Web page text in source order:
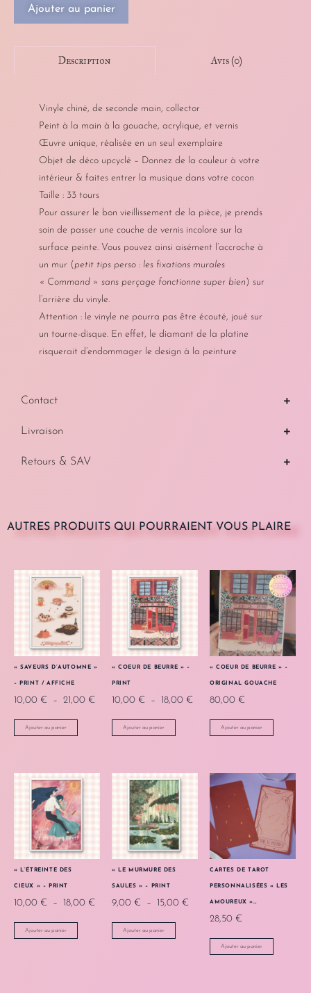
Ajouter au panier
Description Avis (0)
Vinyle chiné, de seconde main, collector
Peint à la main à la gouache, acrylique, et vernis
Œuvre unique, réalisée en un seul exemplaire
Objet de déco upcyclé – Donnez de la couleur à votre
intérieur & faites entrer la musique dans votre cocon
Taille : 33 tours
Pour assurer le bon vieillissement de la pièce, je prends
soin de passer une couche de vernis incolore sur la
surface peinte. Vous pouvez ainsi aisément l’accroche à
un mur (petit tips perso : les fixations murales
« Command » sans perçage fonctionne super bien ) sur
l’arrière du vinyle.
Attention : le vinyle ne pourra pas être écouté, joué sur
un tourne-disque. En effet, le diamant de la platine
risquerait d’endommager le design à la peinture
Contact
Livraison
Retours & SAV
AUTRES PRODUITS QUI POURRAIENT VOUS PLAIRE
« SAVEURS D’AUTOMNE »
– PRINT / AFFICHE
10,00 € – 21,00 €
Ajouter au panier
« COEUR DE BEURRE » –
PRINT
10,00 € – 18,00 €
Ajouter au panier
« COEUR DE BEURRE » –
ORIGINAL GOUACHE
80,00 €
Ajouter au panier
« L’ÉTREINTE DES
CIEUX » – PRINT
10,00 € – 18,00 €
Ajouter au panier
« LE MURMURE DES
SAULES » – PRINT
9,00 € – 15,00 €
Ajouter au panier
CARTES DE TAROT
PERSONNALISÉES « LES
AMOUREUX »…
28,50 €
Ajouter au panier